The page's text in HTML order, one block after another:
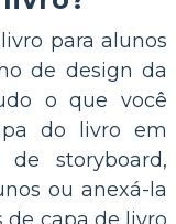
para alunos
de design da
o que você
do livro em
storyboard,
ou anexá-la